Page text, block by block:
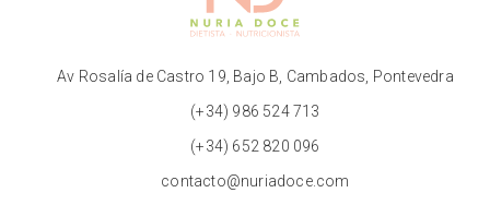
Av Rosalía de Castro 19, Bajo B, Cambados, Pontevedra
(+34) 986 524 713
(+34) 652 820 096
contacto@nuriadoce.com